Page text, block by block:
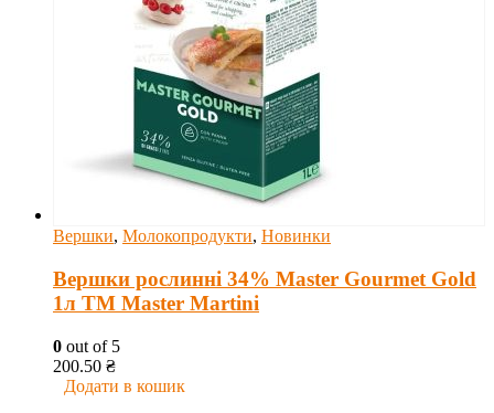
Вершки, Молокопродукти, Новинки
Вершки рослинні 34% Master Gourmet Gold
1л ТМ Master Martini
0 out of 5
200.50 ₴
Додати в кошик